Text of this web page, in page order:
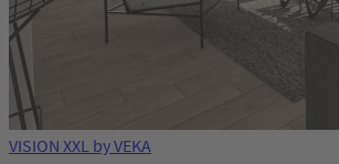
VISION XXL by VEKA